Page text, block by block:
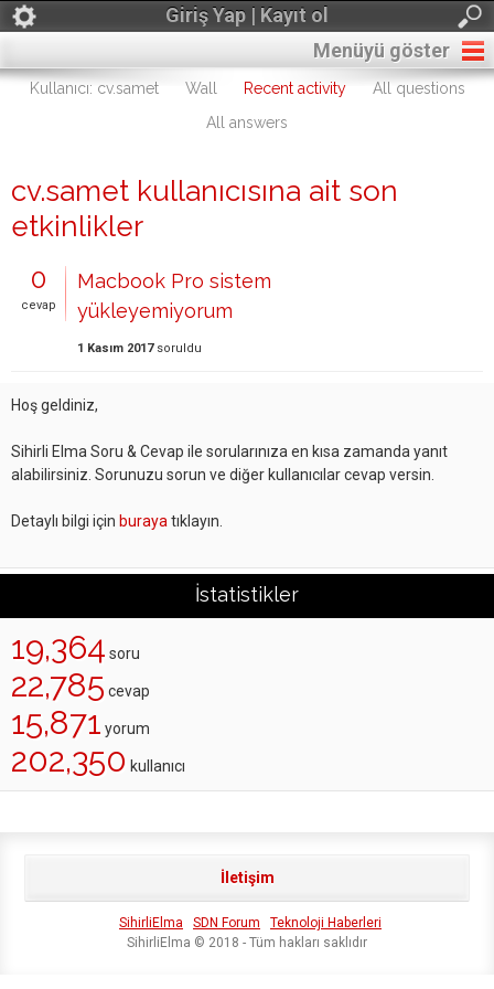
Giriş Yap | Kayıt ol
Menüyü göster
Kullanıcı: cv.samet Wall Recent activity
All questions
All answers
cv.samet kullanıcısına ait son
etkinlikler
0
cevap
Macbook Pro sistem
yükleyemiyorum
1 Kasım 2017 soruldu
Hoş geldiniz,
Sihirli Elma Soru & Cevap ile sorularınıza en kısa zamanda yanıt
alabilirsiniz. Sorunuzu sorun ve diğer kullanıcılar cevap versin.
Detaylı bilgi için buraya tıklayın.
İstatistikler
19,364 soru
22,785 cevap
15,871 yorum
202,350 kullanıcı
İletişim
SihirliElma SDN Forum
Teknoloji Haberleri
SihirliElma © 2018 - Tüm hakları saklıdır